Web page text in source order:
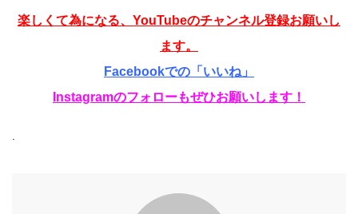
楽しくて為になる、YouTubeのチャンネル登録お願いし
ます。
Facebookでの「いいね」
Instagramのフォローもぜひお願いします！